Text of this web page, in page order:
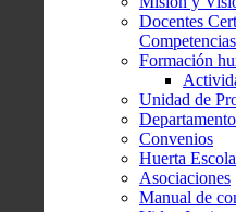
Docentes
Formación
Unidad de
Convenios
Huerta
Asociaciones
Manual de